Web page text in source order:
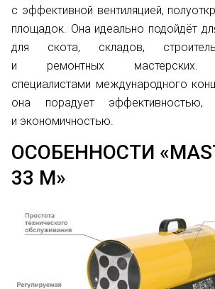
с эффективной вентиляцией,
площадок. Она идеально подойдёт
для скота, складов,
и ремонтных мастерских.
специалистами международного
она порадует эффективностью,
и экономичностью.
ОСОБЕННОСТИ
33 M»